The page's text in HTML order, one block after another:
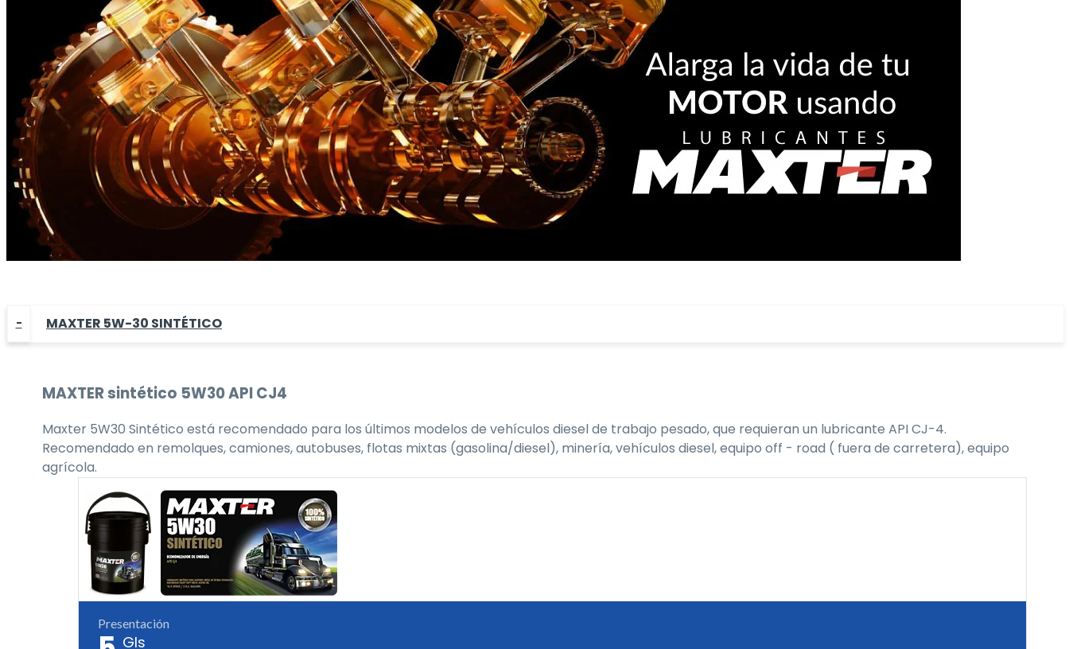
MAXTER 5W-30 SINTÉTICO
MAXTERsintético 5W30API CJ4
Maxter 5W30 Sintético está recomendado para los últimos modelos de vehículos diesel de trabajo pesado, que requieran un lubricante API CJ-4.
Recomendado en remolques, camiones, autobuses, flotas mixtas (gasolina/diesel), minería, vehículos diesel, equipo off - road ( fuera de carretera), equipo
agrícola.
Presentación
Gls